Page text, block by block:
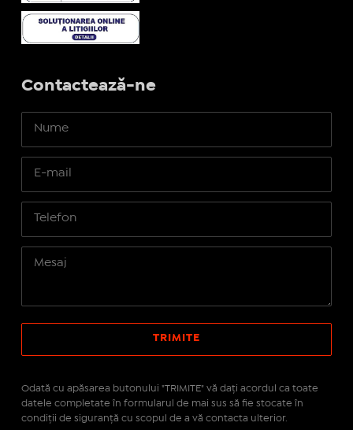
Contactează-ne
Odată cu apăsarea butonului "TRIMITE" vă daţi acordul ca toate
datele completate în formularul de mai sus să fie stocate în
condiţii de siguranţă cu scopul de a vă contacta ulterior.